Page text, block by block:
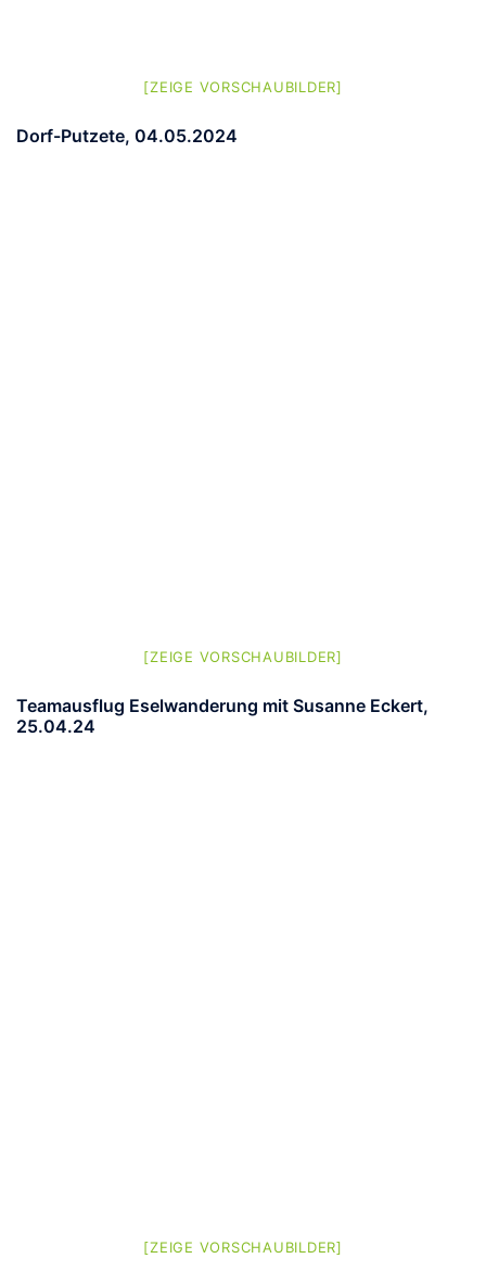
[ZEIGE VORSCHAUBILDER]
Dorf-Putzete, 04.05.2024
[ZEIGE VORSCHAUBILDER]
Teamausflug Eselwanderung mit Susanne Eckert,
25.04.24
[ZEIGE VORSCHAUBILDER]